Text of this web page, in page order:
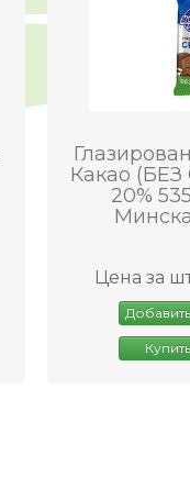
Какао
20%
Цена за